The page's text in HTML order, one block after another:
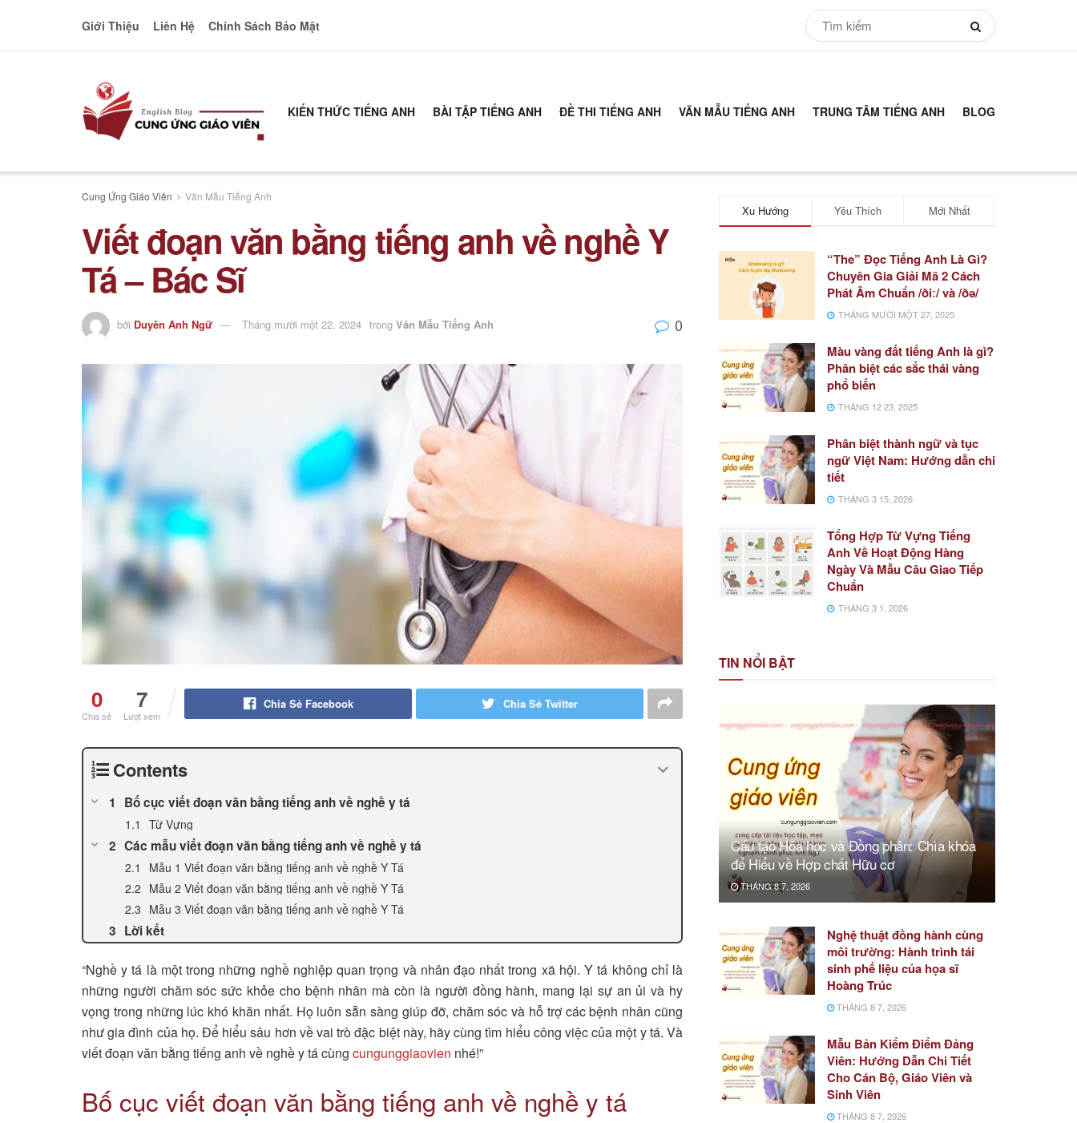
Giới Thiệu Liên Hệ Chính Sách Bảo Mật
KIẾN THỨC TIẾNG ANH BÀI TẬP TIẾNG ANH ĐỀ THI TIẾNG ANH VĂN MẪU TIẾNG ANH TRUNG TÂM TIẾNG ANH BLOG
Cung Ứng Giáo Viên Văn Mẫu Tiếng Anh
Viết đoạn văn bằng tiếng anh về nghề Y
Tá – Bác Sĩ
bởi Duyên Anh Ngữ Tháng mười một 22, 2024 trong Văn Mẫu Tiếng Anh 0
0
Chia sẻ
7
Lượt xem
Chia Sẻ Facebook Chia Sẻ Twitter
Contents
Bố cục viết đoạn văn bằng tiếng anh về nghề y tá
Từ Vựng
Các mẫu viết đoạn văn bằng tiếng anh về nghề y tá
Mẫu 1 Viết đoạn văn bằng tiếng anh về nghề Y Tá
Mẫu 2 Viết đoạn văn bằng tiếng anh về nghề Y Tá
Mẫu 3 Viết đoạn văn bằng tiếng anh về nghề Y Tá
Lời kết
“Nghề y tá là một trong những nghề nghiệp quan trọng và nhân đạo nhất trong xã hội. Y tá không chỉ là
những người chăm sóc sức khỏe cho bệnh nhân mà còn là người đồng hành, mang lại sự an ủi và hy
vọng trong những lúc khó khăn nhất. Họ luôn sẵn sàng giúp đỡ, chăm sóc và hỗ trợ các bệnh nhân cũng
như gia đình của họ. Để hiểu sâu hơn về vai trò đặc biệt này, hãy cùng tìm hiểu công việc của một y tá. Và
viết đoạn văn bằng tiếng anh về nghề y tá cùng cungunggiaovien nhé!”
Bố cục viết đoạn văn bằng tiếng anh về nghề y tá
Xu Hướng Yêu Thích Mới Nhất
“The” Đọc Tiếng Anh Là Gì?
Chuyên Gia Giải Mã 2 Cách
Phát Âm Chuẩn /ðiː/ và /ðə/
THÁNG MƯỜI MỘT 27, 2025
Màu vàng đất tiếng Anh là gì?
Phân biệt các sắc thái vàng
phổ biến
THÁNG 12 23, 2025
Phân biệt thành ngữ và tục
ngữ Việt Nam: Hướng dẫn chi
tiết
THÁNG 3 15, 2026
Tổng Hợp Từ Vựng Tiếng
Anh Về Hoạt Động Hàng
Ngày Và Mẫu Câu Giao Tiếp
Chuẩn
THÁNG 3 1, 2026
TIN NỔI BẬT
Cấu tạo Hóa học và Đồng phân: Chìa khóa
để Hiểu về Hợp chất Hữu cơ
THÁNG 8 7, 2026
Nghệ thuật đồng hành cùng
môi trường: Hành trình tái
sinh phế liệu của họa sĩ
Hoàng Trúc
THÁNG 8 7, 2026
Mẫu Bản Kiểm Điểm Đảng
Viên: Hướng Dẫn Chi Tiết
Cho Cán Bộ, Giáo Viên và
Sinh Viên
THÁNG 8 7, 2026